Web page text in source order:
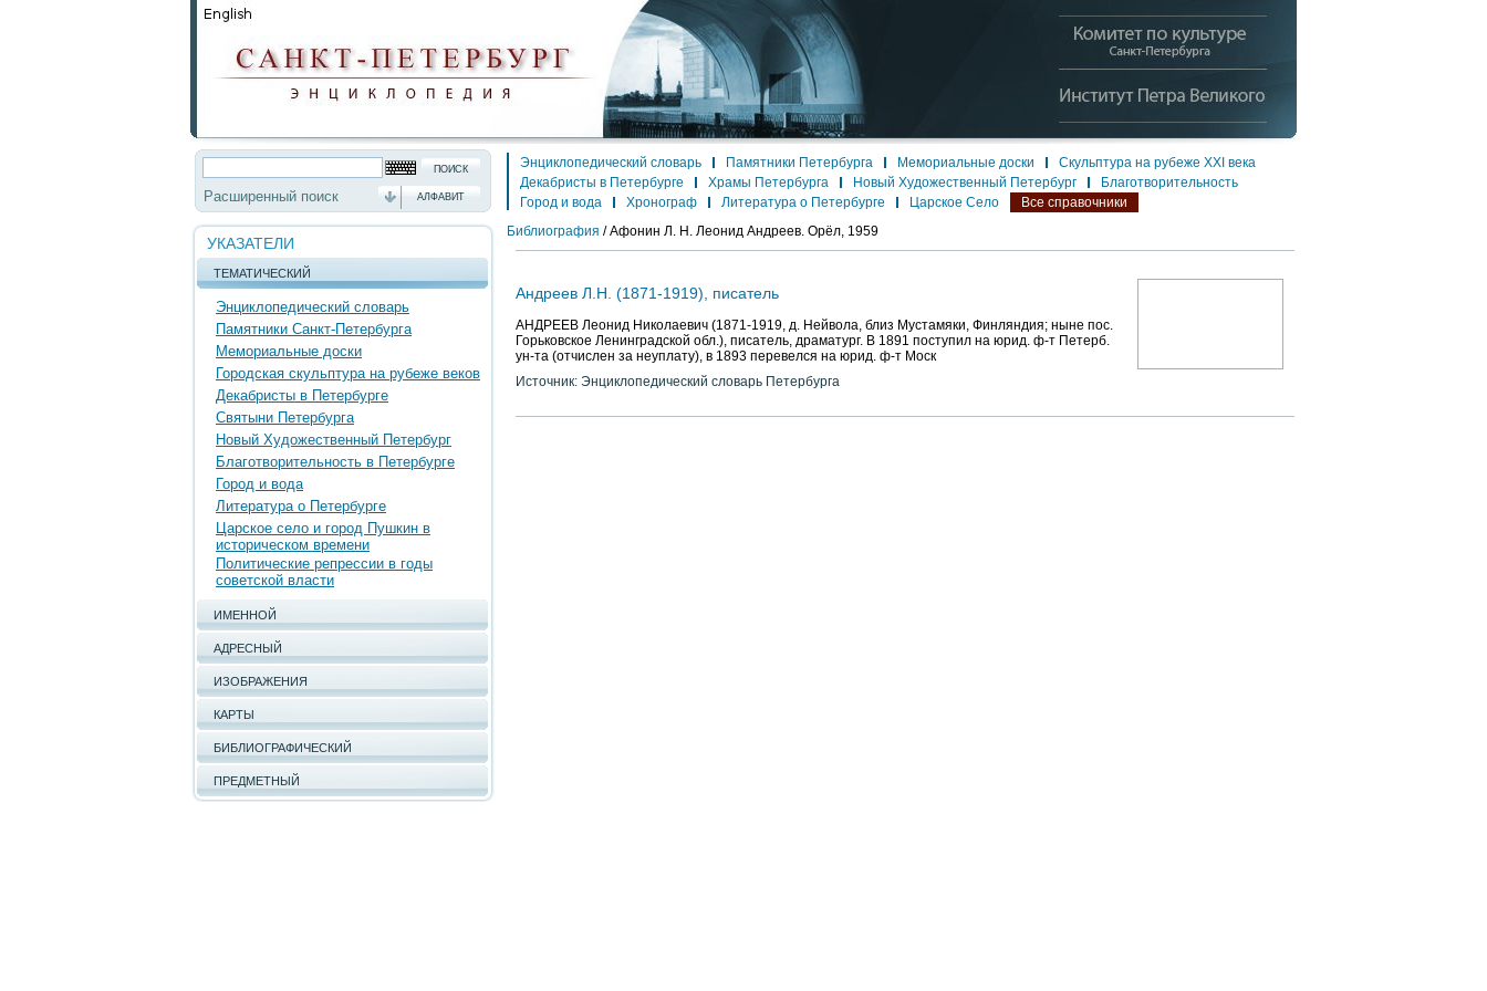
Расширенный поиск АЛФАВИТ
УКАЗАТЕЛИ
ТЕМАТИЧЕСКИЙ
Энциклопедический словарь
Памятники Санкт-Петербурга
Мемориальные доски
Городская скульптура на рубеже веков
Декабристы в Петербурге
Святыни Петербурга
Новый Художественный Петербург
Благотворительность в Петербурге
Город и вода
Литература о Петербурге
Царское село и город Пушкин в
историческом времени
Политические репрессии в годы
советской власти
ИМЕННОЙ
АДРЕСНЫЙ
ИЗОБРАЖЕНИЯ
КАРТЫ
БИБЛИОГРАФИЧЕСКИЙ
ПРЕДМЕТНЫЙ
Энциклопедический словарь Памятники Петербурга Мемориальные доски
Скульптура на рубеже XXI века
Декабристы в Петербурге
Храмы Петербурга Новый Художественный Петербург
Благотворительность
Город и вода
Хронограф Литература о Петербурге Царское Село
Все справочники
Библиография / Афонин Л. Н. Леонид Андреев. Орёл, 1959
Андреев Л.Н. (1871-1919), писатель
АНДРЕЕВ Леонид Николаевич (1871-1919, д. Нейвола, близ Мустамяки, Финляндия; ныне пос.
Горьковское Ленинградской обл.), писатель, драматург. В 1891 поступил на юрид. ф-т Петерб.
ун-та (отчислен за неуплату), в 1893 перевелся на юрид. ф-т Моск
Источник: Энциклопедический словарь Петербурга